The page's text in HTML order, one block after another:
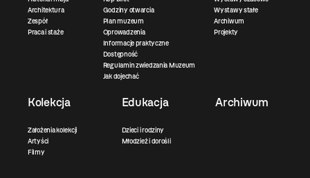
Architektura
Zespół
Praca i staże
Godziny otwarcia
Plan muzeum
Oprowadzenia
Informacje praktyczne
Dostępność
Regulamin zwiedzania Muzeum
Jak dojechać
Wystawy stałe
Archiwum
Projekty
Kolekcja
Założenia kolekcji
Artyści
Filmy
Edukacja
Dzieci i rodziny
Młodzież i dorośli
Archiwum